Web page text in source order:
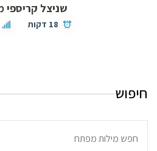
שניצל קריספי
18 דקות
חיפוש